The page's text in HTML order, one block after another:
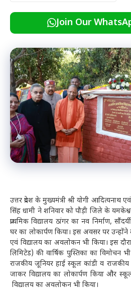
Join Our
उत्तर प्रदेश के मुख्यमंत्री श्री योगी आदित्यनाथ
सिंह धामी ने शनिवार को पौड़ी जिले के
प्राथमिक विद्यालय ठांगर का नव निर्माण,
घर का लोकार्पण किया। इस अवसर पर
एवं विद्यालय का अवलोकन भी किया। इस
लिमिटेड) की वार्षिक पुस्तिका का विमोचन
राजकीय जूनियर हाई स्कूल कांडी व राजकीय
जाकर विद्यालय का लोकार्पण किया और
विद्यालय का अवलोकन भी किया।